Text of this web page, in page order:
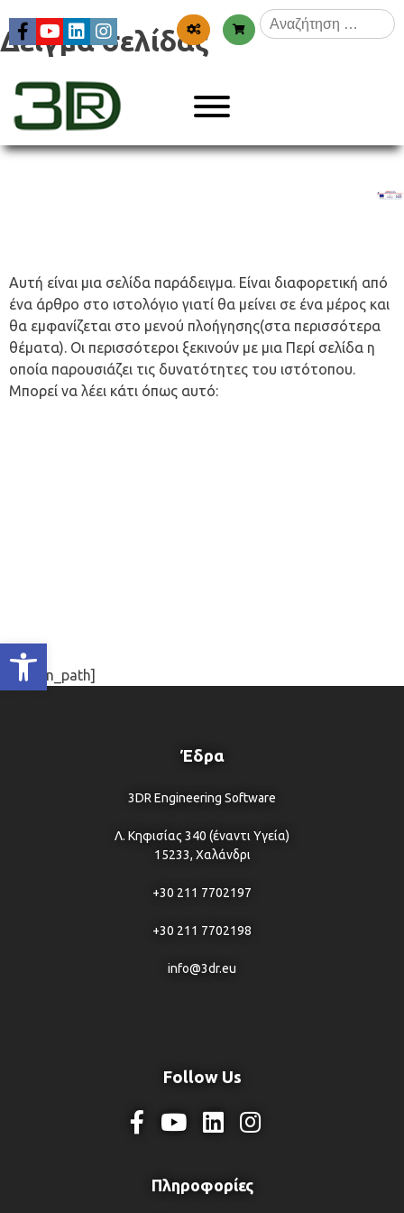
Ανοίξτε τη γραμμή εργαλείων
to
content
Αναζήτηση
για:
3dr
Δείγμα σελίδας
Αυτή είναι μια σελίδα παράδειγμα. Είναι διαφορετική από
ένα άρθρο στο ιστολόγιο γιατί θα μείνει σε ένα μέρος και
θα εμφανίζεται στο μενού πλοήγησης(στα περισσότερα
θέματα). Οι περισσότεροι ξεκινούν με μια Περί σελίδα η
οποία παρουσιάζει τις δυνατότητες του ιστότοπου.
Μπορεί να λέει κάτι όπως αυτό:
[plugin_path]
Έδρα
3DR Engineering Software
Λ. Κηφισίας 340 (έναντι Υγεία)
15233, Χαλάνδρι
+30 211 7702197
+30 211 7702198
info@3dr.eu
Follow Us